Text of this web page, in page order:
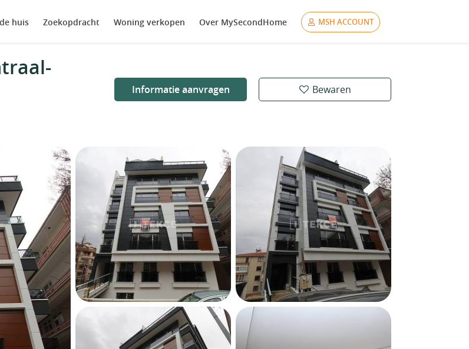
huis Zoekopdracht Woning verkopen Over MySecondHome MSH ACCOUNT
Informatie aanvragen Bewaren